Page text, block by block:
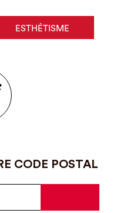
ESTHÉTISME
CODE POSTAL